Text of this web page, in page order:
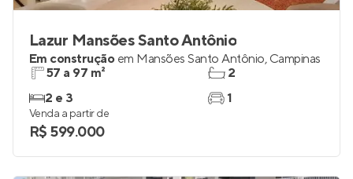
Lazur Mansões Santo Antônio
Em construção em Mansões Santo Antônio, Campinas
57 a 97 m²
2 e 3
2
1
Venda a partir de
R$ 599.000